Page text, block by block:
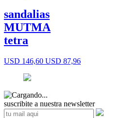
sandalias
MUTMA
tetra
USD 146,60 USD 87,96
suscribite a nuestra newsletter